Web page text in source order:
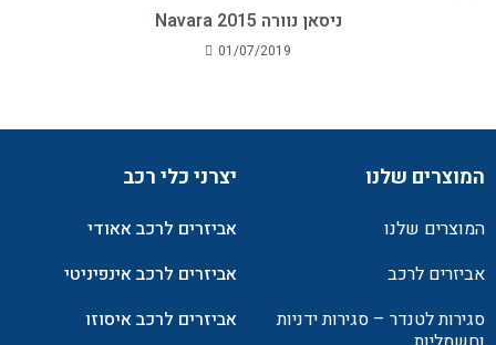
ניסאן נוורה 2015 Navara
01/07/2019
המוצרים שלנו
המוצרים שלנו
אביזרים לרכב
סגירות לטנדר – סגירות ידניות
יצרני כלי רכב
אביזרים לרכב אאודי
אביזרים לרכב אינפיניטי
אביזרים לרכב איסוזו